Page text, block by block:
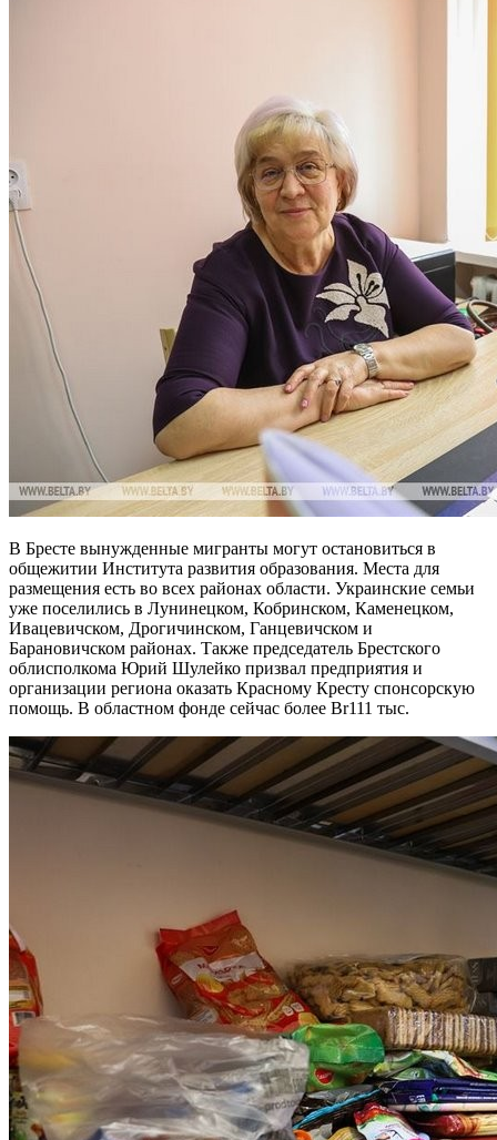
В Бресте вынужденные мигранты могут остановиться в
общежитии Института развития образования. Места для
размещения есть во всех районах области. Украинские семьи
уже поселились в Лунинецком, Кобринском, Каменецком,
Ивацевичском, Дрогичинском, Ганцевичском и
Барановичском районах. Также председатель Брестского
облисполкома Юрий Шулейко призвал предприятия и
организации региона оказать Красному Кресту спонсорскую
помощь. В областном фонде сейчас более Br111 тыс.